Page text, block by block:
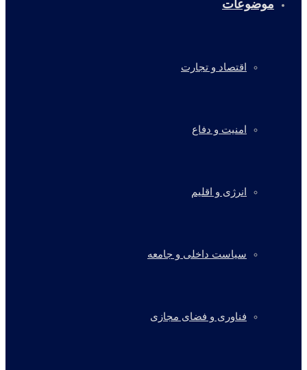
موضوعات
اقتصاد و تجارت
امنیت و دفاع
انرژی و اقلیم
سیاست داخلی و جامعه
فناوری و فضای مجازی